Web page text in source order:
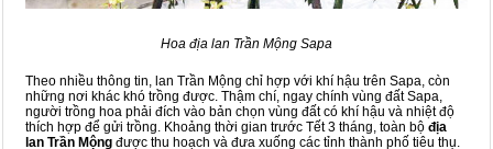
Hoa địa lan Trần Mộng Sapa
Theo nhiều thông tin, lan Trần Mộng chỉ hợp với khí hậu trên Sapa, còn
những nơi khác khó trồng được. Thậm chí, ngay chính vùng đất Sapa,
người trồng hoa phải đích vào bản chọn vùng đất có khí hậu và nhiệt độ
thích hợp để gửi trồng. Khoảng thời gian trước Tết 3 tháng, toàn bộ địa
lan Trần Mộng được thu hoạch và đưa xuống các tỉnh thành phố tiêu thụ.